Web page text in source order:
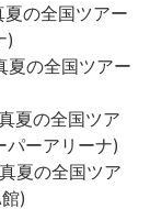
の全国ツアー
)
の全国ツアー
夏の全国ツア
ーアリーナ)
夏の全国ツア
)